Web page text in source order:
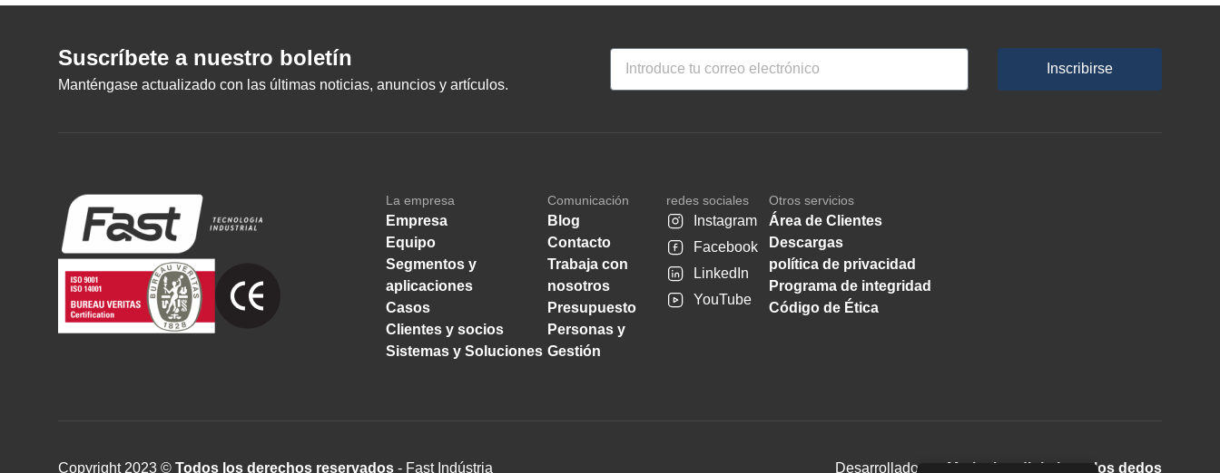
Suscríbete a nuestro boletín
Manténgase actualizado con las últimas noticias, anuncios y artículos.
Inscribirse
La empresa
Empresa
Equipo
Segmentos y
aplicaciones
Casos
Clientes y socios
Sistemas y Soluciones
Comunicación
Blog
Contacto
Trabaja con
nosotros
Presupuesto
Personas y
Gestión
redes sociales
Instagram
Facebook
LinkedIn
YouTube
Otros servicios
Área de Clientes
Descargas
política de privacidad
Programa de integridad
Código de Ética
Copyright 2023 © Todos los derechos reservados - Fast Indústria Desarrollado por Marketing digital con los dedos